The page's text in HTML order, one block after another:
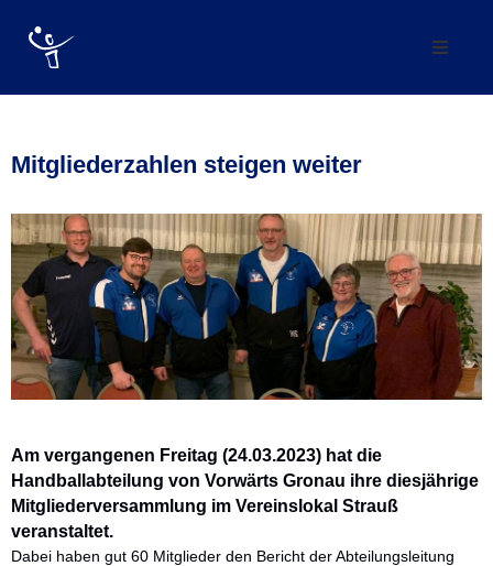
Verein
Abteilung
Mannschaften
Förderverein
Trainingszeiten
Kontakt
Vereinskollektion
Die nächsten Spiele
Mitgliederzahlen steigen weiter
Am vergangenen Freitag (24.03.2023) hat die
Handballabteilung von Vorwärts Gronau ihre diesjährige
Mitgliederversammlung im Vereinslokal Strauß
veranstaltet.
Dabei haben gut 60 Mitglieder den Bericht der Abteilungsleitung